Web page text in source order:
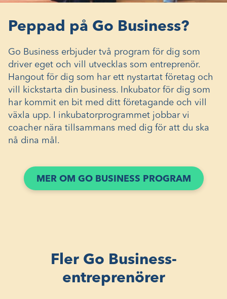
Peppad på Go Business?
Go Business erbjuder två program för dig som
driver eget och vill utvecklas som entreprenör.
Hangout för dig som har ett nystartat företag och
vill kickstarta din business. Inkubator för dig som
har kommit en bit med ditt företagande och vill
växla upp. I inkubatorprogrammet jobbar vi
coacher nära tillsammans med dig för att du ska
nå dina mål.
MER OM GO BUSINESS PROGRAM
Fler Go Business-
entreprenörer